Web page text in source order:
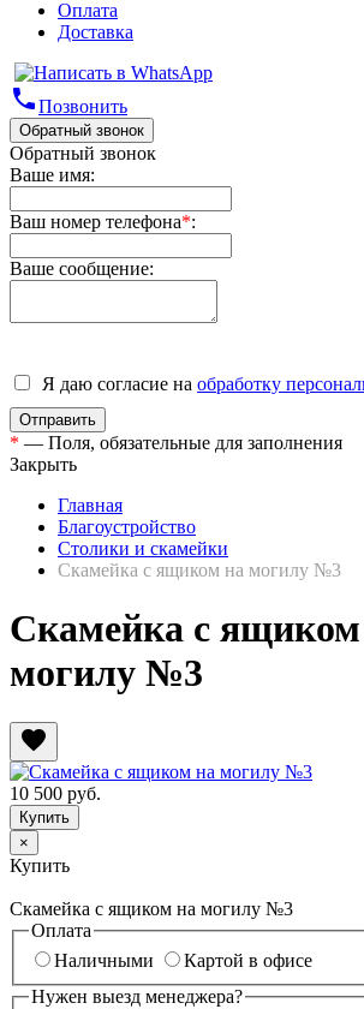
Оплата
Доставка
phoneПозвонить
Обратный звонок
Обратный звонок
Ваше имя:
Ваш номер телефона*:
Ваше сообщение:
Я даю согласие на обработку
* — Поля, обязательные для заполнения
Закрыть
Главная
Благоустройство
Столики и скамейки
Скамейка с ящиком на могилу №3
Скамейка с
могилу №3
favorite
10 500 руб.
×
Купить
Скамейка с ящиком на могилу №3
Оплата
Наличными
Картой в офисе
Нужен выезд менеджера?